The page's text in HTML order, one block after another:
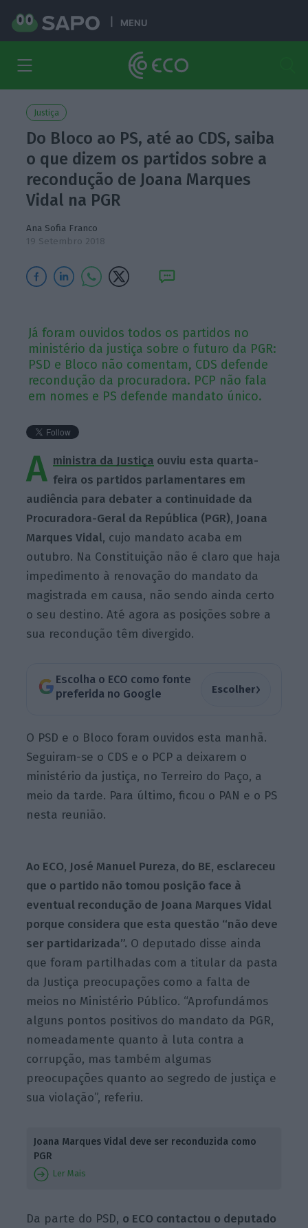
MENU
Justiça
Do Bloco ao PS, até ao CDS, saiba
o que dizem os partidos sobre a
recondução de Joana Marques
Vidal na PGR
Ana Sofia Franco
19 Setembro 2018
Já foram ouvidos todos os partidos no
ministério da justiça sobre o futuro da PGR:
PSD e Bloco não comentam, CDS defende
recondução da procuradora. PCP não fala
em nomes e PS defende mandato único.
A ministra da Justiça ouviu esta quarta-
feira os partidos parlamentares em
audiência para debater a continuidade da
Procuradora-Geral da República (PGR), Joana
Marques Vidal, cujo mandato acaba em
outubro. Na Constituição não é claro que haja
impedimento à renovação do mandato da
magistrada em causa, não sendo ainda certo
o seu destino. Até agora as posições sobre a
sua recondução têm divergido.
Escolha o ECO como fonte
preferida no Google
Escolher›
O PSD e o Bloco foram ouvidos esta manhã.
Seguiram-se o CDS e o PCP a deixarem o
ministério da justiça, no Terreiro do Paço, a
meio da tarde. Para último, ficou o PAN e o PS
nesta reunião.
Ao ECO, José Manuel Pureza, do BE, esclareceu
que o partido não tomou posição face à
eventual recondução de Joana Marques Vidal
porque considera que esta questão “não deve
ser partidarizada”. O deputado disse ainda
que foram partilhadas com a titular da pasta
da Justiça preocupações como a falta de
meios no Ministério Público. “Aprofundámos
alguns pontos positivos do mandato da PGR,
nomeadamente quanto à luta contra a
corrupção, mas também algumas
preocupações quanto ao segredo de justiça e
sua violação”, referiu.
Joana Marques Vidal deve ser reconduzida como
PGR
Ler Mais
Da parte do PSD, o ECO contactou o deputado